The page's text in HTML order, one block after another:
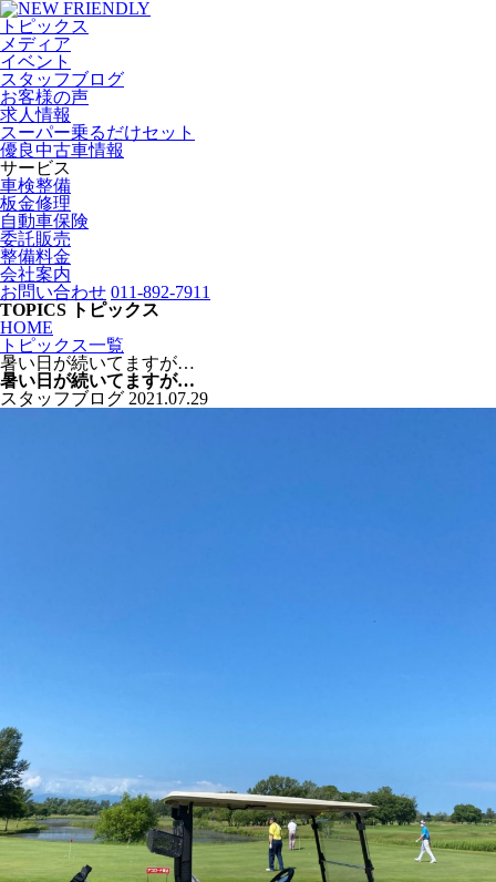
トピックス
メディア
イベント
スタッフブログ
お客様の声
求人情報
スーパー乗るだけセット
優良中古車情報
サービス
車検整備
板金修理
自動車保険
委託販売
整備料金
会社案内
お問い合わせ 011-892-7911
TOPICS
トピックス
HOME
トピックス一覧
暑い日が続いてますが…
暑い日が続いてますが…
スタッフブログ 2021.07.29